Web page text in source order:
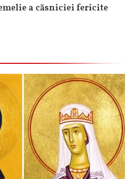
a căsniciei fericite